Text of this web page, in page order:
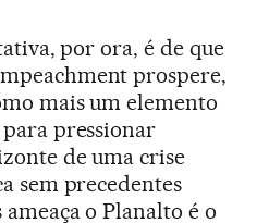
por ora, é de que
prospere,
mais um elemento
para pressionar
de uma crise
sem precedentes
o Planalto é o